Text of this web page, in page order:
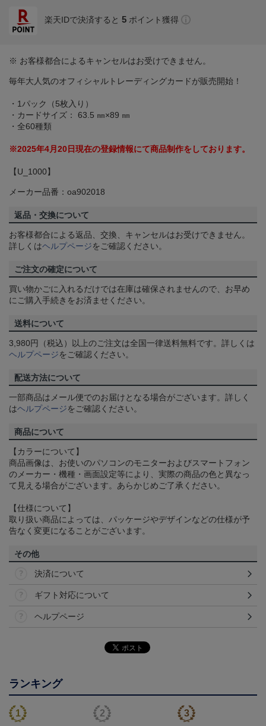
楽天IDで決済すると 5 ポイント獲得
※ お客様都合によるキャンセルはお受けできません。
毎年大人気のオフィシャルトレーディングカードが販売開始！
・1パック（5枚入り）
・カードサイズ： 63.5 ㎜×89 ㎜
・全60種類
※2025年4月20日現在の登録情報にて商品制作をしております。
【U_1000】
メーカー品番：oa902018
返品・交換について
お客様都合による返品、交換、キャンセルはお受けできません。
詳しくはヘルプページをご確認ください。
ご注文の確定について
買い物かごに入れるだけでは在庫は確保されませんので、お早め
にご購入手続きをお済ませください。
送料について
3,980円（税込）以上のご注文は全国一律送料無料です。詳しくは
ヘルプページをご確認ください。
配送方法について
一部商品はメール便でのお届けとなる場合がございます。詳しく
はヘルプページをご確認ください。
商品について
【カラーについて】
商品画像は、お使いのパソコンのモニターおよびスマートフォン
のメーカー・機種・画面設定等により、実際の商品の色と異なっ
て見える場合がございます。あらかじめご了承ください。
【仕様について】
取り扱い商品によっては、パッケージやデザインなどの仕様が予
告なく変更になることがございます。
その他
決済について
ギフト対応について
ヘルプページ
ランキング